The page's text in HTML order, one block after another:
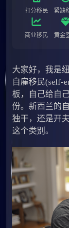
打分移民 紧缺
商业移民 黄金
大家好，我是
自雇移民(self-
板，自己给自
份。新西兰的
独干，还是开
这个类别。